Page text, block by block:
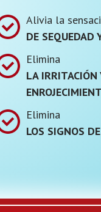
Alivia la
DE SEQUEDAD
Elimina
LA IRRITACIÓN
Elimina
LOS SIGNOS